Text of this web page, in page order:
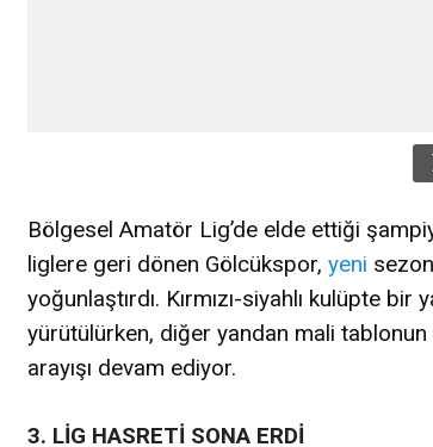
Bölgesel Amatör Lig’de elde ettiği
liglere geri dönen Gölcükspor, yeni
yoğunlaştırdı. Kırmızı-siyahlı kulüpte
yürütülürken, diğer yandan mali
arayışı devam ediyor.
3. LİG HASRETİ SONA ERDİ